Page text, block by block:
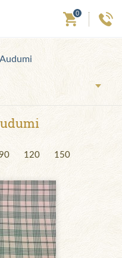
0
Audumi
120 150